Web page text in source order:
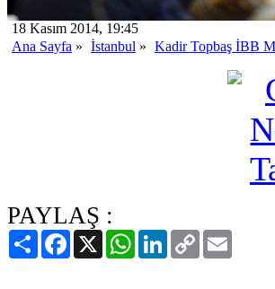
18 Kasım 2014, 19:45
Ana Sayfa » İstanbul » Kadir Topbaş İBB
PAYLAŞ :
PaylaşFacebook
X WhatsAppLinkedIn
Copy
Link